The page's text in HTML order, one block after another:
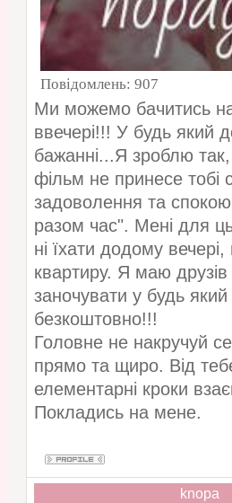
Повідомлень: 907
Ми можемо бачитись
ввечері!!! У будь який
бажанні...Я зроблю
фільм не принесе тобі
задоволення та
разом час". Мені для
ні їхати додому вечері,
квартиру. Я маю
заночувати у будь який
безкоштовно!!!
Головне не накручуй
прямо та щиро. Від
елементарні кроки
Покладись на мене.
knopa